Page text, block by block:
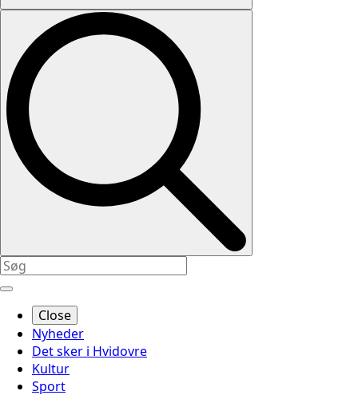
Close
Nyheder
Det sker i Hvidovre
Kultur
Sport